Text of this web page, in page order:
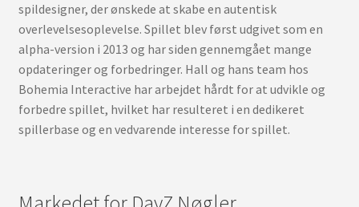
spildesigner, der ønskede at skabe en autentisk
overlevelsesoplevelse. Spillet blev først udgivet som en
alpha-version i 2013 og har siden gennemgået mange
opdateringer og forbedringer. Hall og hans team hos
Bohemia Interactive har arbejdet hårdt for at udvikle og
forbedre spillet, hvilket har resulteret i en dedikeret
spillerbase og en vedvarende interesse for spillet.